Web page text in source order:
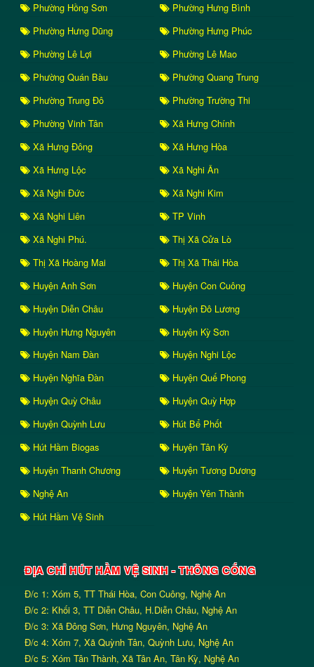
Phường Hồng Sơn
Phường Hưng Bình
Phường Hưng Dũng
Phường Hưng Phúc
Phường Lê Lợi
Phường Lê Mao
Phường Quán Bàu
Phường Quang Trung
Phường Trung Đô
Phường Trường Thi
Phường Vinh Tân
Xã Hưng Chính
Xã Hưng Đông
Xã Hưng Hòa
Xã Hưng Lộc
Xã Nghi Ân
Xã Nghi Đức
Xã Nghi Kim
Xã Nghi Liên
TP Vinh
Xã Nghi Phú.
Thị Xã Cửa Lò
Thị Xã Hoàng Mai
Thị Xã Thái Hòa
Huyện Anh Sơn
Huyện Con Cuông
Huyện Diễn Châu
Huyện Đô Lương
Huyện Hưng Nguyên
Huyện Kỳ Sơn
Huyện Nam Đàn
Huyện Nghi Lộc
Huyện Nghĩa Đàn
Huyện Quế Phong
Huyện Quỳ Châu
Huyện Quỳ Hợp
Huyện Quỳnh Lưu
Hút Bể Phốt
Hút Hầm Biogas
Huyện Tân Kỳ
Huyện Thanh Chương
Huyện Tương Dương
Nghệ An
Huyện Yên Thành
Hút Hầm Vệ Sinh
ĐỊA CHỈ HÚT HẦM VỆ SINH - THÔNG CỐNG
Đ/c 1: Xóm 5, TT Thái Hòa, Con Cuông, Nghệ An
Đ/c 2: Khối 3, TT Diễn Châu, H.Diễn Châu, Nghệ An
Đ/c 3: Xã Đông Sơn, Hưng Nguyên, Nghệ An
Đ/c 4: Xóm 7, Xã Quỳnh Tân, Quỳnh Lưu, Nghệ An
Đ/c 5: Xóm Tân Thành, Xã Tân An, Tân Kỳ, Nghệ An